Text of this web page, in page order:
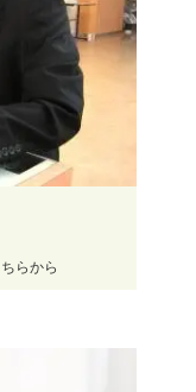
らから